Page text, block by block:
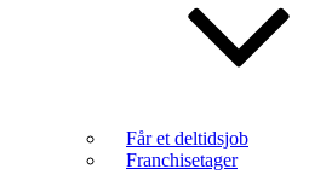
Får et deltidsjob
Franchisetager